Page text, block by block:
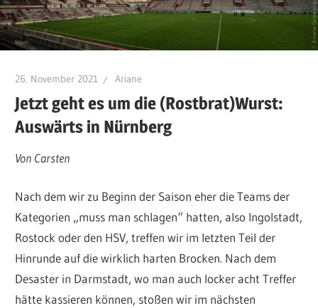
26. November 2021 Ariane
Jetzt geht es um die (Rostbrat)Wurst:
Auswärts in Nürnberg
Von Carsten
Nach dem wir zu Beginn der Saison eher die Teams der
Kategorien „muss man schlagen“ hatten, also Ingolstadt,
Rostock oder den HSV, treffen wir im letzten Teil der
Hinrunde auf die wirklich harten Brocken. Nach dem
Desaster in Darmstadt, wo man auch locker acht Treffer
hätte kassieren können, stoßen wir im nächsten